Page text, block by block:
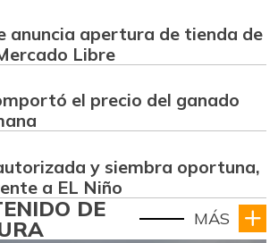
anuncia apertura de tienda de
Libre
el precio del ganado
y siembra oportuna,
a EL Niño
DE MÁS